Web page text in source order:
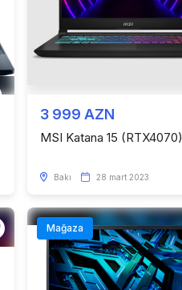
3 999 AZN
MSI Katana 15 (RTX4070)
Bakı 28 mart 2023
Mağaza